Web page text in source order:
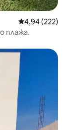
Средна
4,94 (222)
плажа.